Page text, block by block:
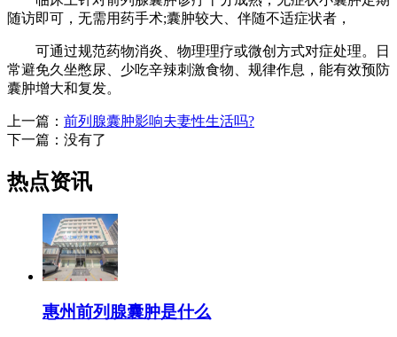
随访即可，无需用药手术;囊肿较大、伴随不适症状者，
可通过规范药物消炎、物理理疗或微创方式对症处理。日
常避免久坐憋尿、少吃辛辣刺激食物、规律作息，能有效预防
囊肿增大和复发。
上一篇： 前列腺囊肿影响夫妻性生活吗?
下一篇：没有了
热点资讯
惠州前列腺囊肿是什么